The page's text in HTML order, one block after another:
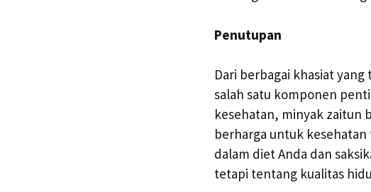
Penutupan
Dari berbagai khasiat
salah satu komponen
kesehatan, minyak zaitun
berharga untuk
dalam diet Anda dan
tetapi tentang kualitas